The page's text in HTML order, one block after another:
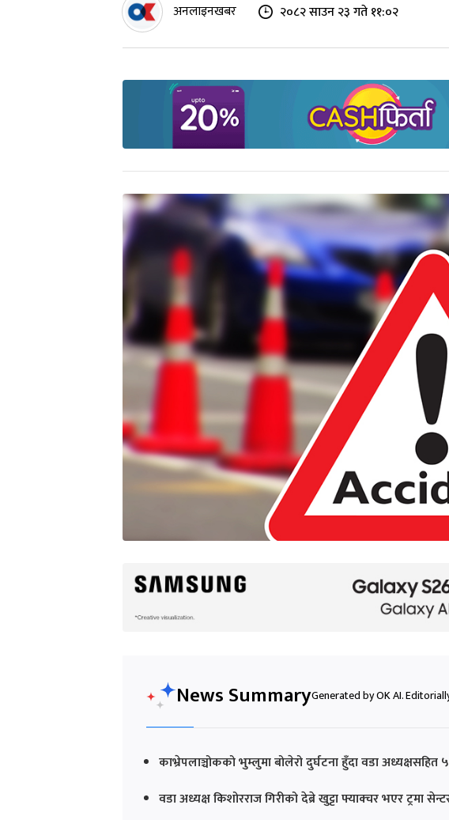
अनलाइनखबर २०८२ साउन २३ गते ११:०२
News SummaryGenerated by OK AI.
काभ्रेपलाञ्चोकको भुम्लुमा बोलेरो दुर्घटना हुँदा वडा
वडा अध्यक्ष किशोरराज गिरीको देब्रे खुट्टा फ्याक्चर भएर ट्रमा